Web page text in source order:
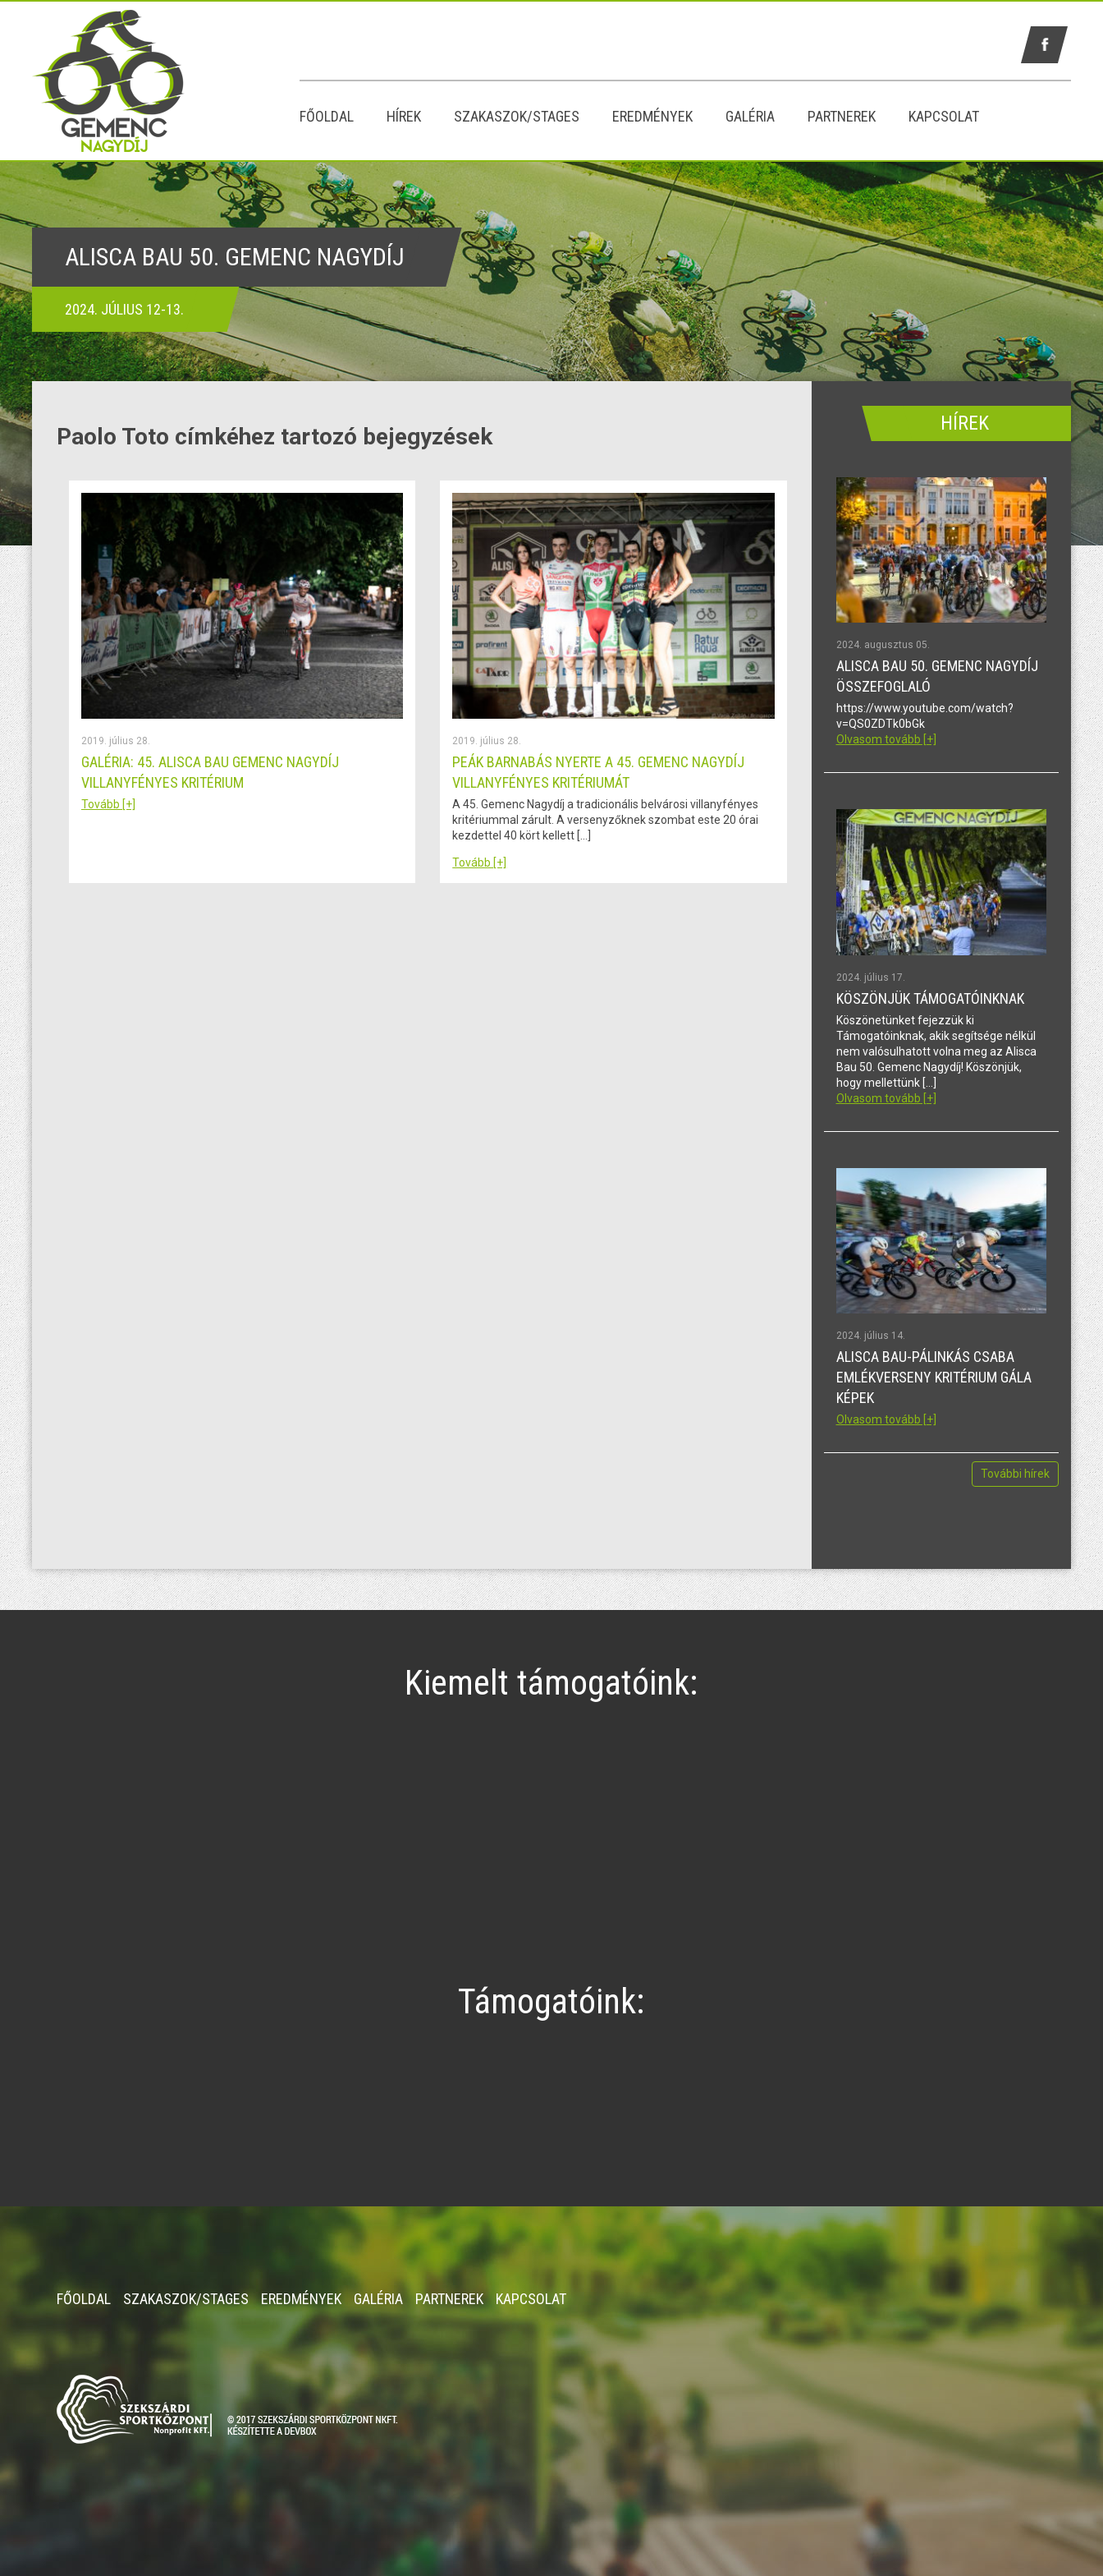
FŐOLDAL HÍREK SZAKASZOK/STAGES EREDMÉNYEK GALÉRIA PARTNEREK KAPCSOLAT
ALISCA BAU 50. GEMENC NAGYDÍJ
2024. JÚLIUS 12-13.
Paolo Toto címkéhez tartozó bejegyzések
2019. július 28.
GALÉRIA: 45. ALISCA BAU GEMENC NAGYDÍJ
VILLANYFÉNYES KRITÉRIUM
Tovább [+]
2019. július 28.
PEÁK BARNABÁS NYERTE A 45. GEMENC NAGYDÍJ
VILLANYFÉNYES KRITÉRIUMÁT
A 45. Gemenc Nagydíj a tradicionális belvárosi villanyfényes
kritériummal zárult. A versenyzőknek szombat este 20 órai
kezdettel 40 kört kellett […]
Tovább [+]
HÍREK
2024. augusztus 05.
ALISCA BAU 50. GEMENC NAGYDÍJ
ÖSSZEFOGLALÓ
https://www.youtube.com/watch?
v=QS0ZDTk0bGk
Olvasom tovább [+]
2024. július 17.
KÖSZÖNJÜK TÁMOGATÓINKNAK
Köszönetünket fejezzük ki
Támogatóinknak, akik segítsége nélkül
nem valósulhatott volna meg az Alisca
Bau 50. Gemenc Nagydíj! Köszönjük,
hogy mellettünk […]
Olvasom tovább [+]
2024. július 14.
ALISCA BAU-PÁLINKÁS CSABA
EMLÉKVERSENY KRITÉRIUM GÁLA
KÉPEK
Olvasom tovább [+]
További hírek
Kiemelt támogatóink:
Támogatóink:
FŐOLDAL SZAKASZOK/STAGES EREDMÉNYEK GALÉRIA PARTNEREK KAPCSOLAT